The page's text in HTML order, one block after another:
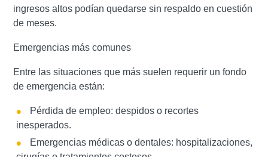
ingresos altos podían quedarse sin respaldo en cuestión
de meses.
Emergencias más comunes
Entre las situaciones que más suelen requerir un fondo
de emergencia están:
Pérdida de empleo: despidos o recortes
inesperados.
Emergencias médicas o dentales: hospitalizaciones,